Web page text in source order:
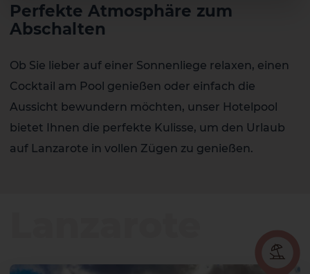
Perfekte Atmosphäre zum
Abschalten
Ob Sie lieber auf einer Sonnenliege relaxen, einen
Cocktail am Pool genießen oder einfach die
Aussicht bewundern möchten, unser Hotelpool
bietet Ihnen die perfekte Kulisse, um den Urlaub
auf Lanzarote in vollen Zügen zu genießen.